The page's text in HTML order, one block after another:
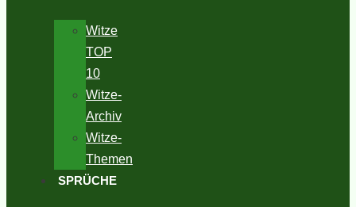
Witze
TOP
10
Witze-
Archiv
Witze-
Themen
SPRÜCHE